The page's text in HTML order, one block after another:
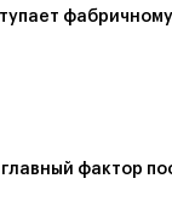
фактор